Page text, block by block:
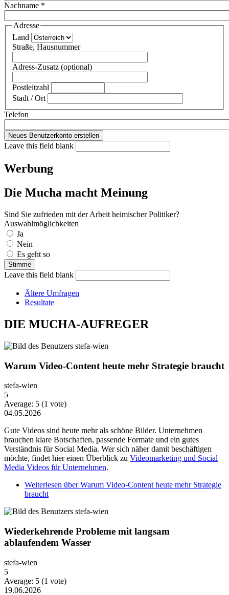
Nachname *
Adresse
Land
Straße, Hausnummer
Adress-Zusatz (optional)
Postleitzahl
Stadt / Ort
Telefon
Leave this field blank
Werbung
Die Mucha macht Meinung
Sind Sie zufrieden mit der Arbeit heimischer Politiker?
Auswahlmöglichkeiten
Ja
Nein
Es geht so
Leave this field blank
Ältere Umfragen
Resultate
DIE MUCHA-AUFREGER
Warum Video-Content heute mehr Strategie braucht
stefa-wien
5
Average: 5 (1 vote)
04.05.2026
Gute Videos sind heute mehr als schöne Bilder. Unternehmen
brauchen klare Botschaften, passende Formate und ein gutes
Verständnis für Social Media. Wer sich näher damit beschäftigen
möchte, findet hier einen Überblick zu Videomarketing und Social
Media Videos für Unternehmen.
Weiterlesen über Warum Video-Content heute mehr Strategie
braucht
Wiederkehrende Probleme mit langsam
ablaufendem Wasser
stefa-wien
5
Average: 5 (1 vote)
19.06.2026